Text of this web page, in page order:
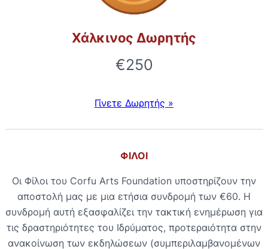
Χάλκινος Δωρητής
€250
Γίνετε Δωρητής »
ΦΙΛΟΙ
Οι Φίλοι του Corfu Arts Foundation υποστηρίζουν την
αποστολή μας με μια ετήσια συνδρομή των €60. Η
συνδρομή αυτή εξασφαλίζει την τακτική ενημέρωση για
τις δραστηριότητες του Ιδρύματος, προτεραιότητα στην
ανακοίνωση των εκδηλώσεων (συμπεριλαμβανομένων